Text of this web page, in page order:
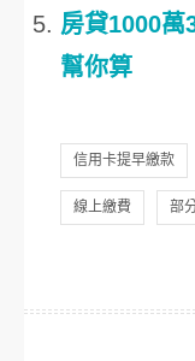
房貸1000萬
幫你算
信用卡提早繳款
線上繳費 部